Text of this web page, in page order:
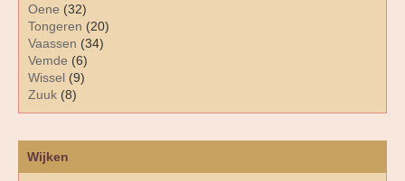
Oene (32)
Tongeren (20)
Vaassen (34)
Vemde (6)
Wissel (9)
Zuuk (8)
Wijken